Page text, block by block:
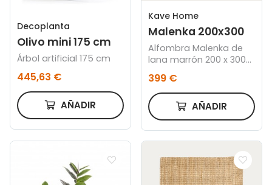
Decoplanta
Olivo mini 175 cm
Árbol artificial 175 cm
445,63 €
AÑADIR
Kave Home
Malenka 200x300
Alfombra Malenka de
lana marrón 200 x 300
cm
399 €
AÑADIR